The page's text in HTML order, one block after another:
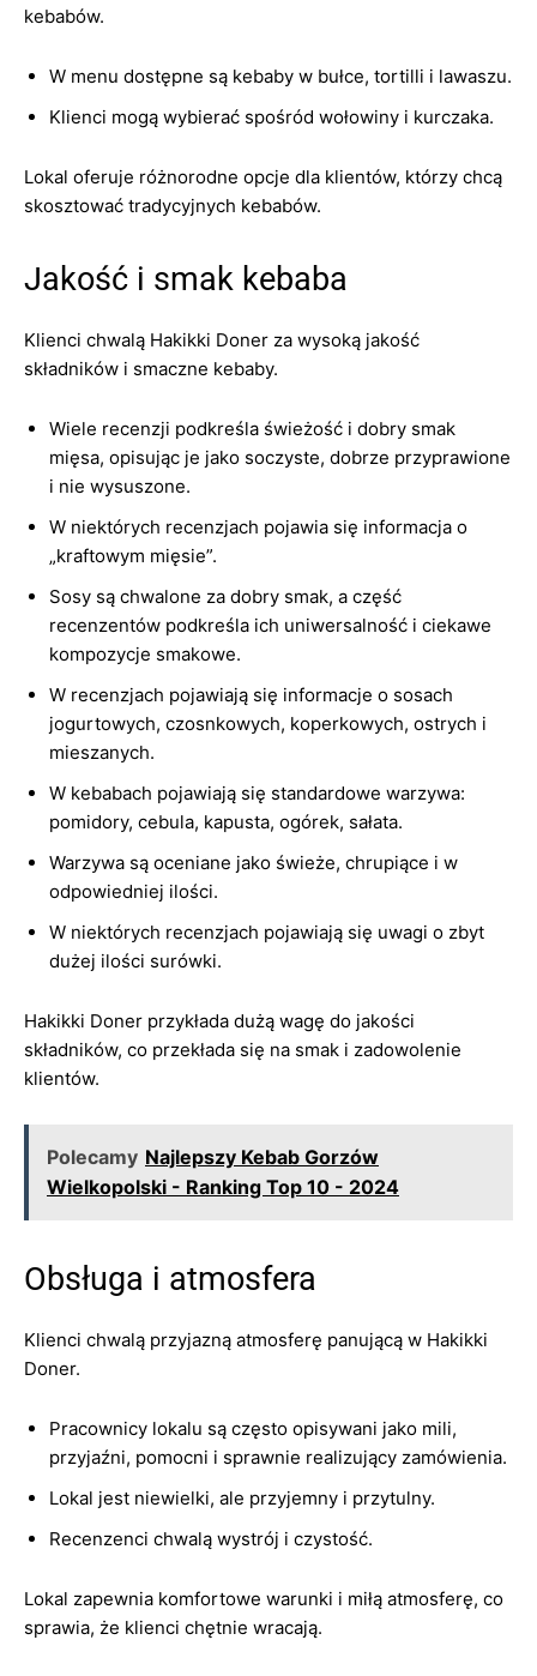
kebabów.
W menu dostępne są kebaby w bułce, tortilli i lawaszu.
Klienci mogą wybierać spośród wołowiny i kurczaka.
Lokal oferuje różnorodne opcje dla klientów, którzy chcą
skosztować tradycyjnych kebabów.
Jakość i smak kebaba
Klienci chwalą Hakikki Doner za wysoką jakość
składników i smaczne kebaby.
Wiele recenzji podkreśla świeżość i dobry smak
mięsa, opisując je jako soczyste, dobrze przyprawione
i nie wysuszone.
W niektórych recenzjach pojawia się informacja o
„kraftowym mięsie”.
Sosy są chwalone za dobry smak, a część
recenzentów podkreśla ich uniwersalność i ciekawe
kompozycje smakowe.
W recenzjach pojawiają się informacje o sosach
jogurtowych, czosnkowych, koperkowych, ostrych i
mieszanych.
W kebabach pojawiają się standardowe warzywa:
pomidory, cebula, kapusta, ogórek, sałata.
Warzywa są oceniane jako świeże, chrupiące i w
odpowiedniej ilości.
W niektórych recenzjach pojawiają się uwagi o zbyt
dużej ilości surówki.
Hakikki Doner przykłada dużą wagę do jakości
składników, co przekłada się na smak i zadowolenie
klientów.
Polecamy Najlepszy Kebab Gorzów
Wielkopolski - Ranking Top 10 - 2024
Obsługa i atmosfera
Klienci chwalą przyjazną atmosferę panującą w Hakikki
Doner.
Pracownicy lokalu są często opisywani jako mili,
przyjaźni, pomocni i sprawnie realizujący zamówienia.
Lokal jest niewielki, ale przyjemny i przytulny.
Recenzenci chwalą wystrój i czystość.
Lokal zapewnia komfortowe warunki i miłą atmosferę, co
sprawia, że klienci chętnie wracają.